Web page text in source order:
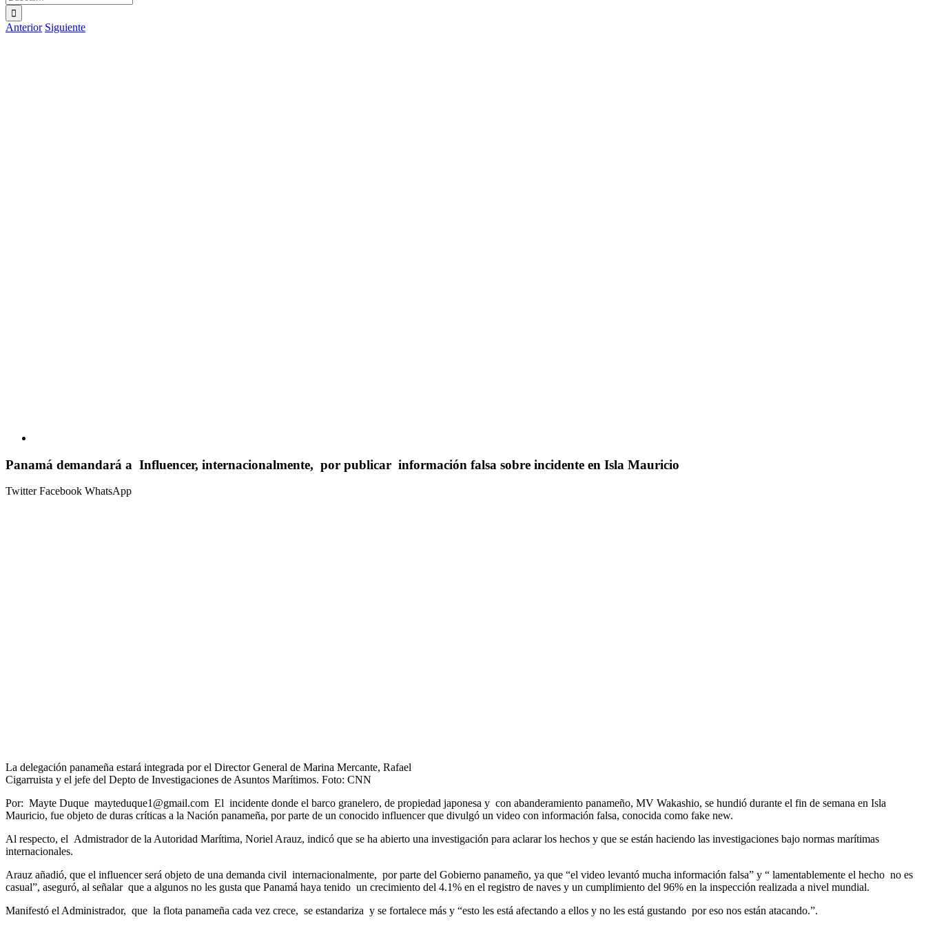
Anterior Siguiente
Panamá demandará a Influencer, internacionalmente, por publicar información falsa sobre incidente en Isla Mauricio
TwitterFacebook WhatsApp
La delegación panameña estará integrada por el Director General de Marina Mercante, Rafael
Cigarruista y el jefe del Depto de Investigaciones de Asuntos Marítimos. Foto: CNN
Por: Mayte Duque mayteduque1@gmail.com El incidente donde el barco granelero, de propiedad japonesa y con abanderamiento panameño, MV Wakashio, se hundió durante el fin de semana en Isla
Mauricio, fue objeto de duras críticas a la Nación panameña, por parte de un conocido influencer que divulgó un video con información falsa, conocida como fake new.
Al respecto, el Admistrador de la Autoridad Marítima, Noriel Arauz, indicó que se ha abierto una investigación para aclarar los hechos y que se están haciendo las investigaciones bajo normas marítimas
internacionales.
Arauz añadió, que el influencer será objeto de una demanda civil internacionalmente, por parte del Gobierno panameño, ya que “el video levantó mucha información falsa” y “ lamentablemente el hecho no es
casual”, aseguró, al señalar que a algunos no les gusta que Panamá haya tenido un crecimiento del 4.1% en el registro de naves y un cumplimiento del 96% en la inspección realizada a nivel mundial.
Manifestó el Administrador, que la flota panameña cada vez crece, se estandariza y se fortalece más y “esto les está afectando a ellos y no les está gustando por eso nos están atacando.”.